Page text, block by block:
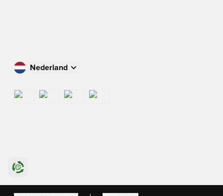
Nederland
International